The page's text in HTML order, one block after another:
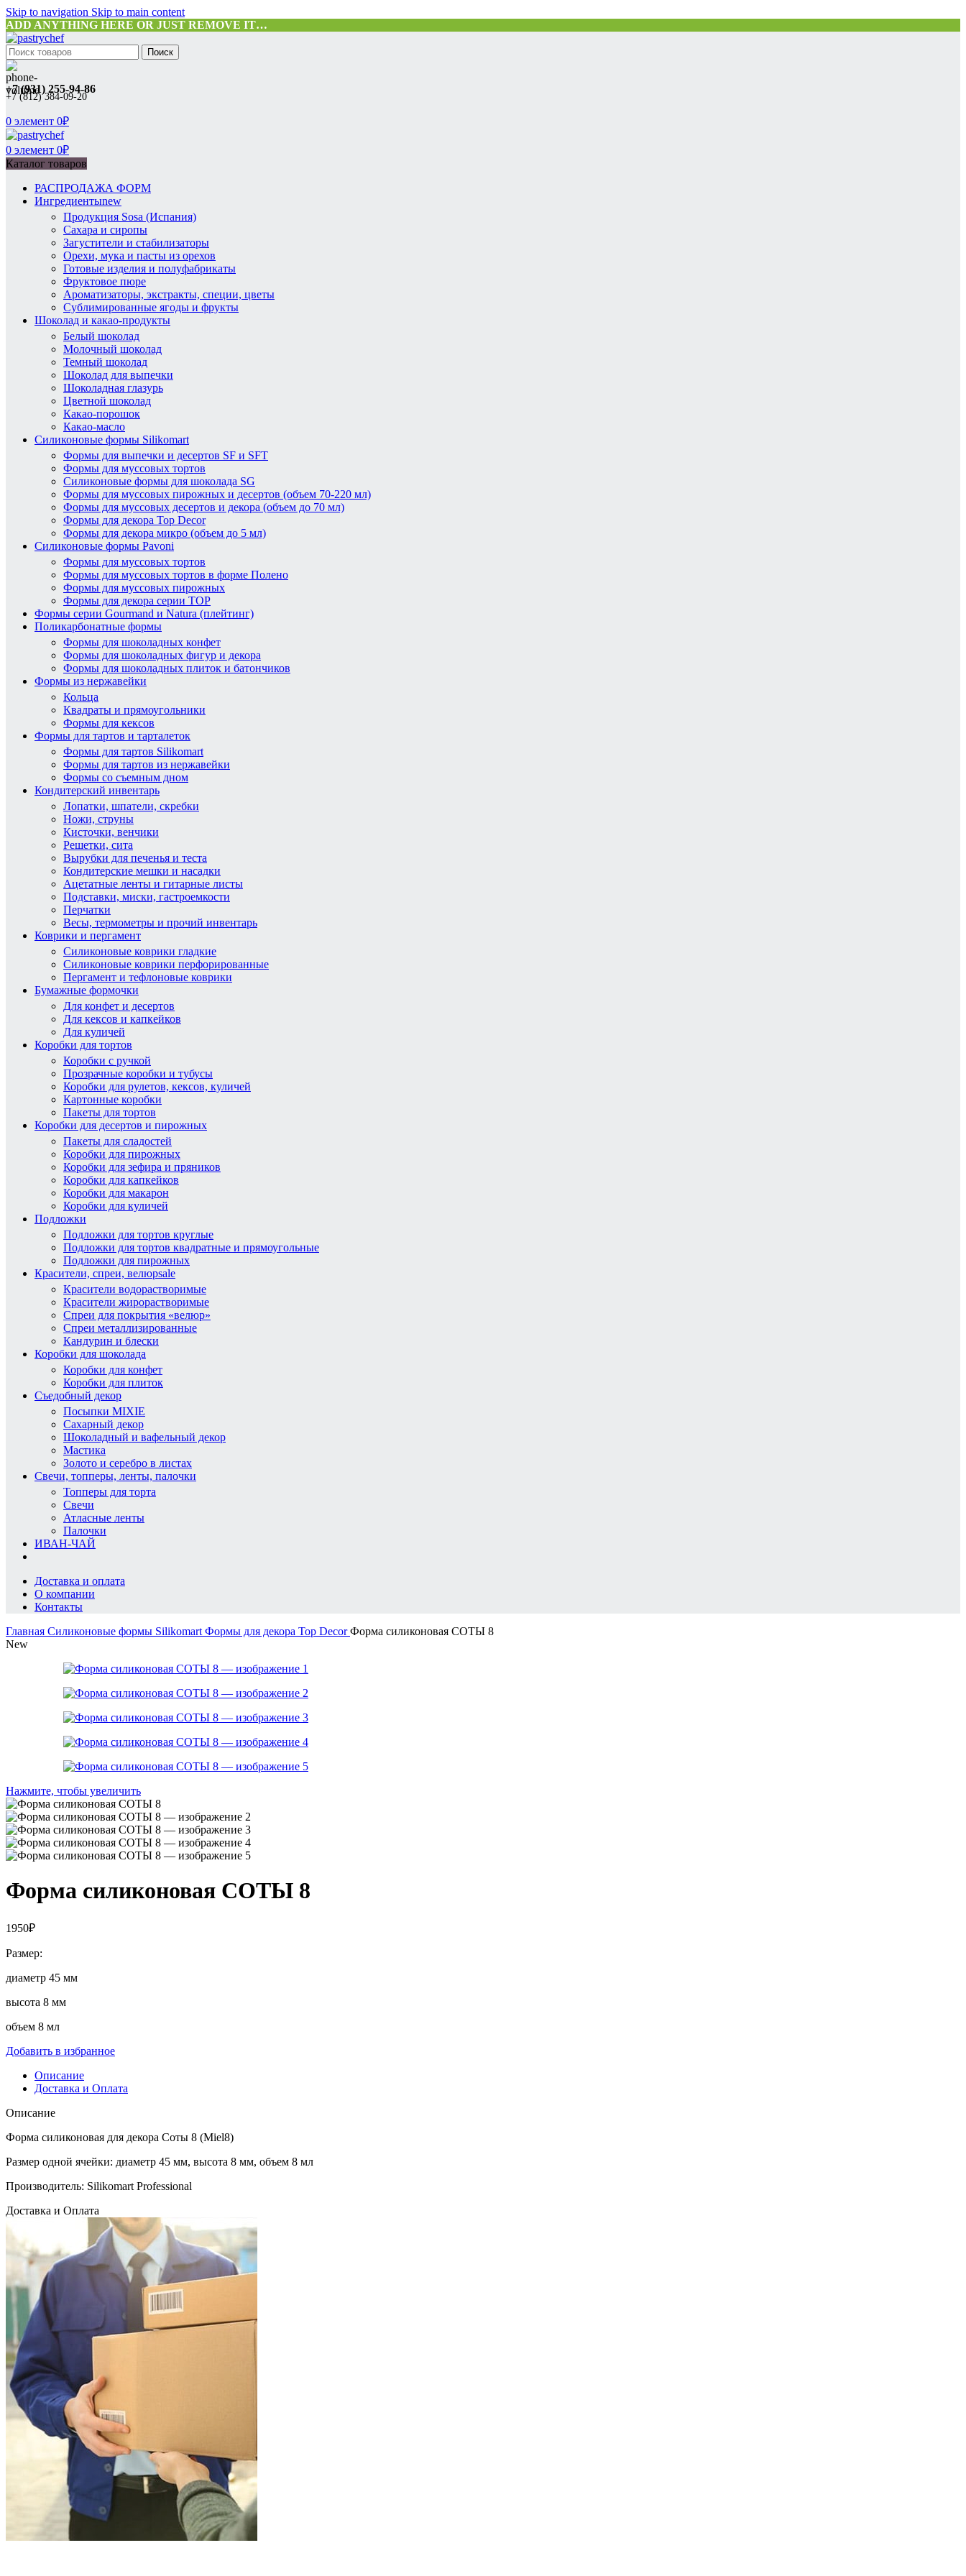
Skip to navigation Skip to main content
ADD ANYTHING HERE OR JUST REMOVE IT…
Поиск
+7 (931) 255-94-86
+7 (812) 384-09-20
0 элемент 0₽
0 элемент 0₽
Каталог товаров
РАСПРОДАЖА ФОРМ
Ингредиентыnew
Продукция Sosa (Испания)
Сахара и сиропы
Загустители и стабилизаторы
Орехи, мука и пасты из орехов
Готовые изделия и полуфабрикаты
Фруктовое пюре
Ароматизаторы, экстракты, специи, цветы
Сублимированные ягоды и фрукты
Шоколад и какао-продукты
Белый шоколад
Молочный шоколад
Темный шоколад
Шоколад для выпечки
Шоколадная глазурь
Цветной шоколад
Какао-порошок
Какао-масло
Силиконовые формы Silikomart
Формы для выпечки и десертов SF и SFT
Формы для муссовых тортов
Силиконовые формы для шоколада SG
Формы для муссовых пирожных и десертов (объем 70-220 мл)
Формы для муссовых десертов и декора (объем до 70 мл)
Формы для декора Top Decor
Формы для декора микро (объем до 5 мл)
Силиконовые формы Pavoni
Формы для муссовых тортов
Формы для муссовых тортов в форме Полено
Формы для муссовых пирожных
Формы для декора серии TOP
Формы серии Gourmand и Natura (плейтинг)
Поликарбонатные формы
Формы для шоколадных конфет
Формы для шоколадных фигур и декора
Формы для шоколадных плиток и батончиков
Формы из нержавейки
Кольца
Квадраты и прямоугольники
Формы для кексов
Формы для тартов и тарталеток
Формы для тартов Silikomart
Формы для тартов из нержавейки
Формы со съемным дном
Кондитерский инвентарь
Лопатки, шпатели, скребки
Ножи, струны
Кисточки, венчики
Решетки, сита
Вырубки для печенья и теста
Кондитерские мешки и насадки
Ацетатные ленты и гитарные листы
Подставки, миски, гастроемкости
Перчатки
Весы, термометры и прочий инвентарь
Коврики и пергамент
Силиконовые коврики гладкие
Силиконовые коврики перфорированные
Пергамент и тефлоновые коврики
Бумажные формочки
Для конфет и десертов
Для кексов и капкейков
Для куличей
Коробки для тортов
Коробки с ручкой
Прозрачные коробки и тубусы
Коробки для рулетов, кексов, куличей
Картонные коробки
Пакеты для тортов
Коробки для десертов и пирожных
Пакеты для сладостей
Коробки для пирожных
Коробки для зефира и пряников
Коробки для капкейков
Коробки для макарон
Коробки для куличей
Подложки
Подложки для тортов круглые
Подложки для тортов квадратные и прямоугольные
Подложки для пирожных
Красители, спреи, велюрsale
Красители водорастворимые
Красители жирорастворимые
Спреи для покрытия «велюр»
Спреи металлизированные
Кандурин и блески
Коробки для шоколада
Коробки для конфет
Коробки для плиток
Съедобный декор
Посыпки MIXIE
Сахарный декор
Шоколадный и вафельный декор
Мастика
Золото и серебро в листах
Свечи, топперы, ленты, палочки
Топперы для торта
Свечи
Атласные ленты
Палочки
ИВАН-ЧАЙ
Доставка и оплата
О компании
Контакты
Главная Силиконовые формы Silikomart Формы для декора Top DecorФорма силиконовая СОТЫ 8
New
Нажмите, чтобы увеличить
Форма силиконовая СОТЫ 8
1950₽
Размер:
диаметр 45 мм
высота 8 мм
объем 8 мл
Добавить в избранное
Описание
Доставка и Оплата
Описание
Форма силиконовая для декора Соты 8 (Miel8)
Размер одной ячейки: диаметр 45 мм, высота 8 мм, объем 8 мл
Производитель: Silikomart Professional
Доставка и Оплата